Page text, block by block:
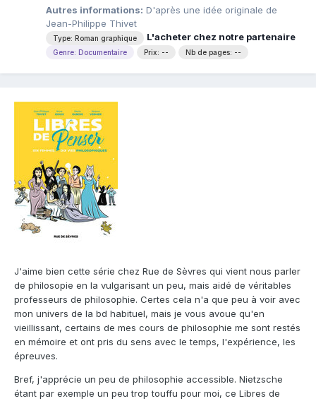
Autres informations: D'après une idée originale de
Jean-Philippe Thivet
Type: Roman graphique L'acheter chez notre partenaire
Genre: Documentaire Prix: -- Nb de pages: --
J'aime bien cette série chez Rue de Sèvres qui vient nous parler
de philosopie en la vulgarisant un peu, mais aidé de véritables
professeurs de philosophie. Certes cela n'a que peu à voir avec
mon univers de la bd habituel, mais je vous avoue qu'en
vieillissant, certains de mes cours de philosophie me sont restés
en mémoire et ont pris du sens avec le temps, l'expérience, les
épreuves.
Bref, j'apprécie un peu de philosophie accessible. Nietzsche
étant par exemple un peu trop touffu pour moi, ce Libres de